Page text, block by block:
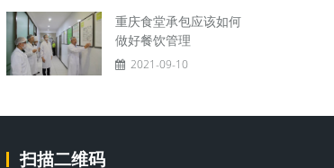
重庆食堂承包应该如何
做好餐饮管理
2021-09-10
扫描二维码